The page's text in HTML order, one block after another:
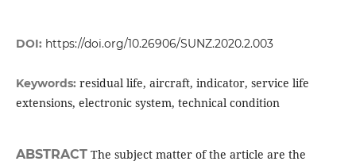
DOI: https://doi.org/10.26906/SUNZ.2020.2.003
Keywords: residual life, aircraft, indicator, service life
extensions, electronic system, technical condition
ABSTRACTThe subject matter of the article are the